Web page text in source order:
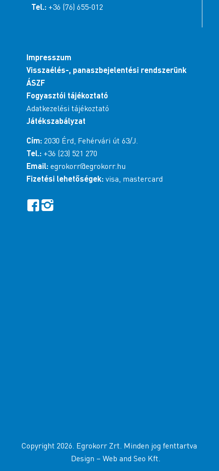
Tel.: +36 (76) 655-012
Impresszum
Visszaélés-, panaszbejelentési rendszerünk
ÁSZF
Fogyasztói tájékoztató
Adatkezelési tájékoztató
Játékszabályzat
Cím: 2030 Érd, Fehérvári út 63/J.
Tel.: +36 (23) 521 270
Email: egrokorr@egrokorr.hu
Fizetési lehetőségek: visa, mastercard
Copyright 2026. Egrokorr Zrt. Minden jog fenttartva
Design – Web and Seo Kft